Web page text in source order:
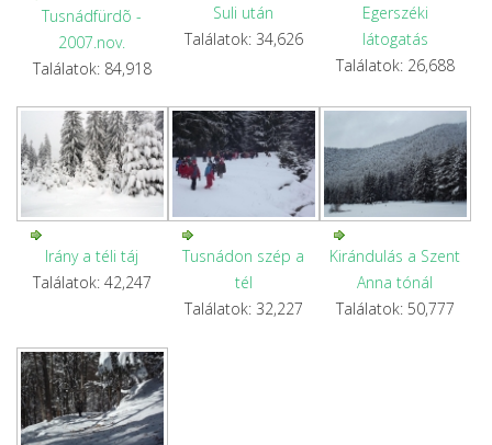
Tusnádfürdõ -
2007.nov.
Találatok: 84,918
Suli után
Találatok: 34,626
Egerszéki
látogatás
Találatok: 26,688
Irány a téli táj
Találatok: 42,247
Tusnádon szép a
tél
Találatok: 32,227
Kirándulás a Szent
Anna tónál
Találatok: 50,777